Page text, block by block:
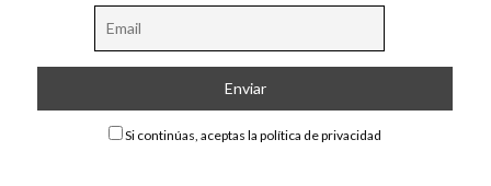
Si continúas, aceptas la política de privacidad